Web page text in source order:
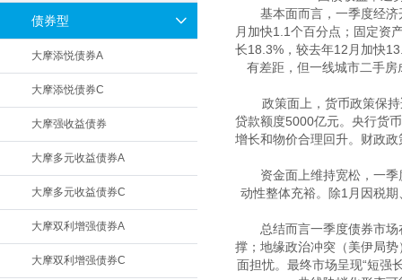
债券型
大摩添悦债券A
大摩添悦债券C
大摩强收益债券
大摩多元收益债券A
大摩多元收益债券C
大摩双利增强债券A
大摩双利增强债券C
基本面而言，一季度经济
月加快1.1个百分点；固定资
长18.3%，较去年12月加快
有差距，但一线城市二手
政策面上，货币政策保持
贷款额度5000亿元。央行货
增长和物价合理回升。财政
资金面上维持宽松，一季
动性整体充裕。除1月因税
总结而言一季度债券市场
撑；地缘政治冲突（美伊局
面担忧。最终市场呈现“短强